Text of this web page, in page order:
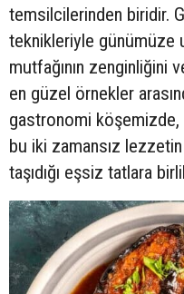
temsilcilerinden biridir.
teknikleriyle günümüze
mutfağının zenginliğini
en güzel örnekler
gastronomi
bu iki zamansız
taşıdığı eşsiz tatlara